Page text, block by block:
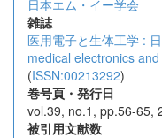
日本エム・イー学会
雑誌
医用電子と生体工学 :
medical electronics
(ISSN:00213292)
巻号頁・発行日
vol.39, no.1, pp.56-65,
被引用文献数